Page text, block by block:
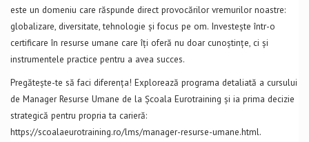
este un domeniu care răspunde direct provocărilor vremurilor noastre:
globalizare, diversitate, tehnologie și focus pe om. Investește într-o
certificare în resurse umane care îți oferă nu doar cunoștințe, ci și
instrumentele practice pentru a avea succes.
Pregătește-te să faci diferența! Explorează programa detaliată a cursului
de Manager Resurse Umane de la Școala Eurotraining și ia prima decizie
strategică pentru propria ta carieră:
https://scoalaeurotraining.ro/lms/manager-resurse-umane.html.